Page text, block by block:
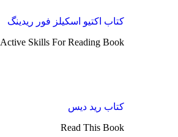
کتاب اکتیو اسکیلز فور ریدینگ
Active Skills For Reading Book
کتاب رید دیس
Read This Book